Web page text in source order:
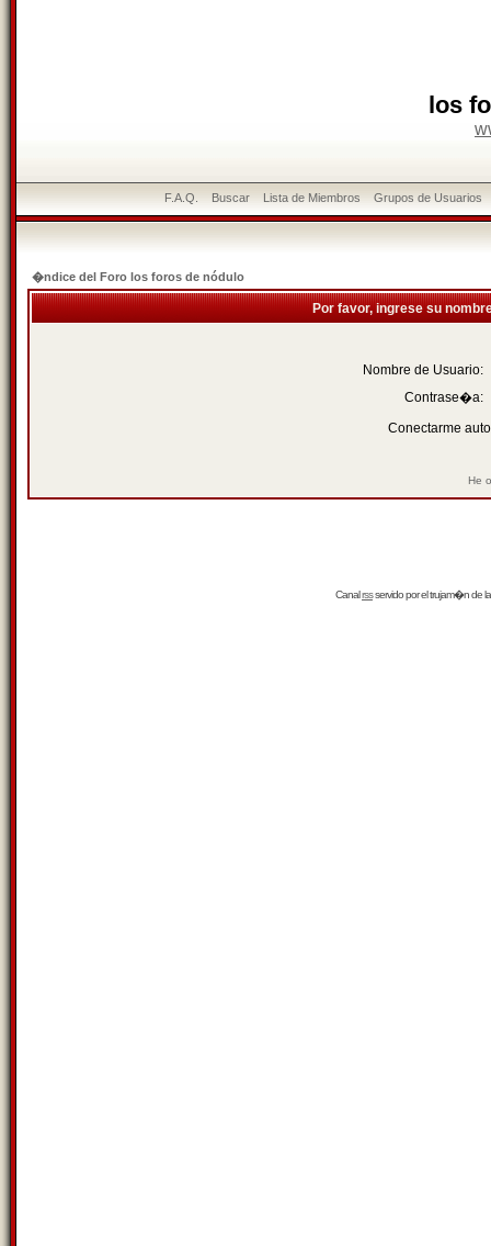
los
F.A.Q. Buscar Lista de Miembros Grupos de Usuarios
�ndice del Foro los foros de nódulo
Por favor, ingrese su
Nombre de Usuario:
Contrase�a:
Conectarme
He
Canalrssservido por eltrujam�nde